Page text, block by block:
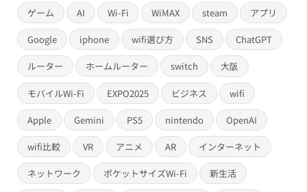
ゲーム AI Wi-Fi WiMAX steam アプリ
Google iphone wifi選び方 SNS ChatGPT
ルーター ホームルーター switch 大阪
モバイルWi-Fi EXPO2025 ビジネス wifi
Apple Gemini PS5 nintendo OpenAI
wifi比較 VR アニメ AR インターネット
ネットワーク ポケットサイズWi-Fi 新生活